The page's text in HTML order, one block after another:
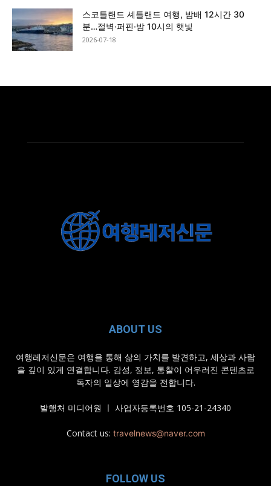
스코틀랜드 셰틀랜드 여행, 밤배 12시간 30
분…절벽·퍼핀·밤 10시의 햇빛
2026-07-18
ABOUT US
여행레저신문은 여행을 통해 삶의 가치를 발견하고, 세상과 사람
을 깊이 있게 연결합니다. 감성, 정보, 통찰이 어우러진 콘텐츠로
독자의 일상에 영감을 전합니다.
발행처 미디어원 ㅣ 사업자등록번호 105-21-24340
Contact us: travelnews@naver.com
FOLLOW US